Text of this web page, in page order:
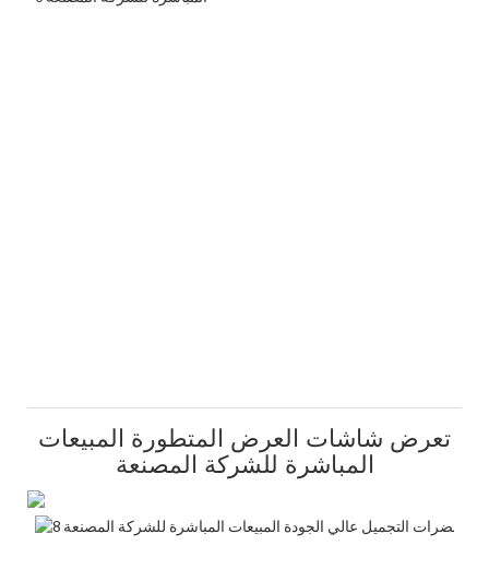
تعرض شاشات العرض المتطورة المبيعات
المباشرة للشركة المصنعة